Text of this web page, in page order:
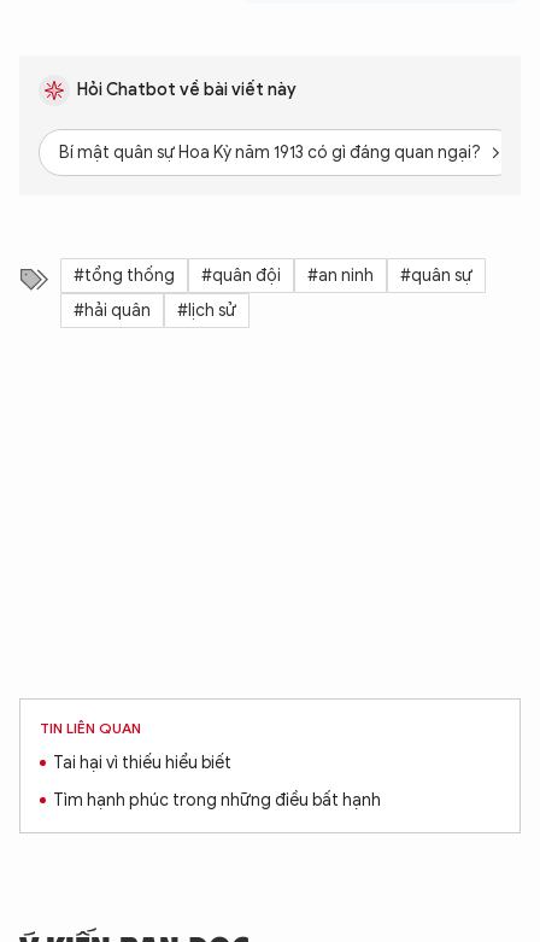
Hỏi Chatbot về bài viết này
Bí mật quân sự Hoa Kỳ năm 1913 có gì đáng quan ngại?
#tổng thống #quân đội #an ninh
#quân sự
#hải quân
#lịch sử
TIN LIÊN QUAN
Tai hại vì thiếu hiểu biết
Tìm hạnh phúc trong những điều bất hạnh